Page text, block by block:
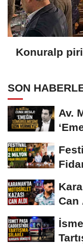
Konuralp
SON
Av.
Can